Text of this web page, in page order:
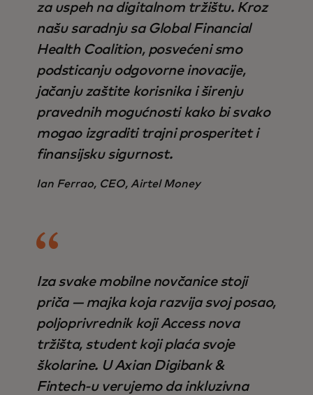
za uspeh na digitalnom tržištu. Kroz
našu saradnju sa Global Financial
Health Coalition, posvećeni smo
podsticanju odgovorne inovacije,
jačanju zaštite korisnika i širenju
pravednih mogućnosti kako bi svako
mogao izgraditi trajni prosperitet i
finansijsku sigurnost.
Ian Ferrao, CEO, Airtel Money
Iza svake mobilne novčanice stoji
priča — majka koja razvija svoj posao,
poljoprivrednik koji Access nova
tržišta, student koji plaća svoje
školarine. U Axian Digibank &
Fintech-u verujemo da inkluzivna